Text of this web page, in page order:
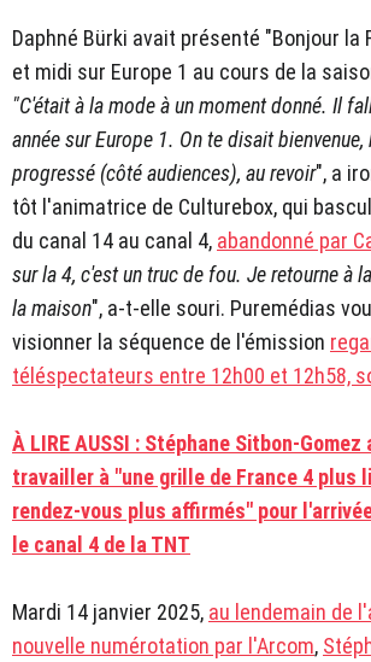
Daphné Bürki avait présenté "Bonjour la
et midi sur Europe 1 au cours de la
"C'était à la mode à un moment donné. Il
année sur Europe 1. On te disait bienvenue,
progressé (côté audiences), au revoir", a
tôt l'animatrice de Culturebox, qui
du canal 14 au canal 4, abandonné par
sur la 4, c'est un truc de fou. Je retourne à
la maison", a-t-elle souri. Puremédias
visionner la séquence de l'émission
téléspectateurs entre 12h00 et 12h58,
À LIRE AUSSI : Stéphane Sitbon-Gomez
travailler à "une grille de France 4 plus
rendez-vous plus affirmés" pour
le canal 4 de la TNT
Mardi 14 janvier 2025, au lendemain de
nouvelle numérotation par l'Arcom,